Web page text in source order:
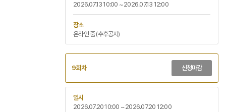
2026.07.13 10:00 ~ 2026.07.13 12:00
장소
온라인 줌 (추후공지)
9회차 신청마감
일시
2026.07.20 10:00 ~ 2026.07.20 12:00